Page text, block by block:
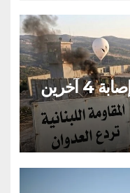
مقتل جنديين صهيونيين وإصابة 4 آخرين